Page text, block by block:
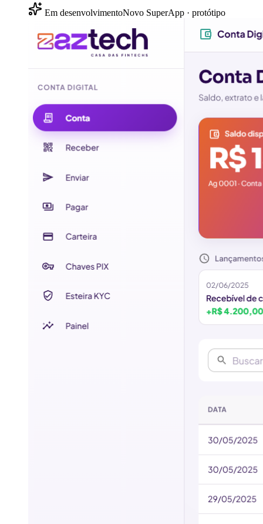
Em desenvolvimentoNovo SuperApp · protótipo